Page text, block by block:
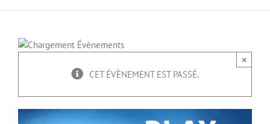
CET ÉVÈNEMENT EST PASSÉ.
×